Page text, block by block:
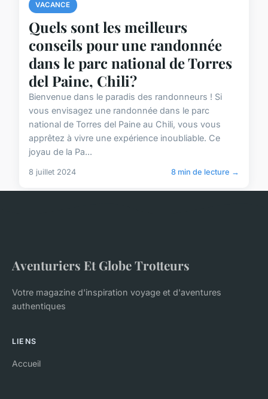
VACANCE
Quels sont les meilleurs
conseils pour une randonnée
dans le parc national de Torres
del Paine, Chili?
Bienvenue dans le paradis des randonneurs ! Si
vous envisagez une randonnée dans le parc
national de Torres del Paine au Chili, vous vous
apprêtez à vivre une expérience inoubliable. Ce
joyau de la Pa...
8 juillet 2024 8 min de lecture →
Aventuriers Et Globe Trotteurs
Votre magazine d'inspiration voyage et d'aventures
authentiques
LIENS
Accueil